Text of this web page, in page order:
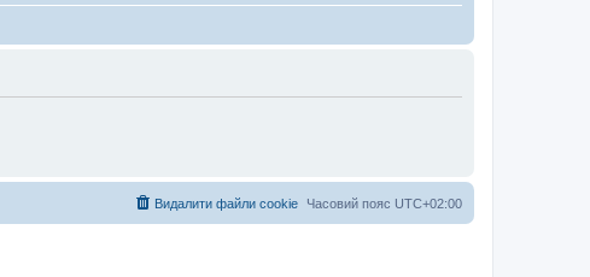
Часовий пояс UTC+02:00
Видалити файли cookie